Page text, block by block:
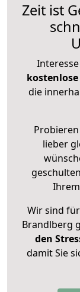
Zeit ist
die
Probieren
lieber
Wir sind
Brandlberg
den
damit Sie